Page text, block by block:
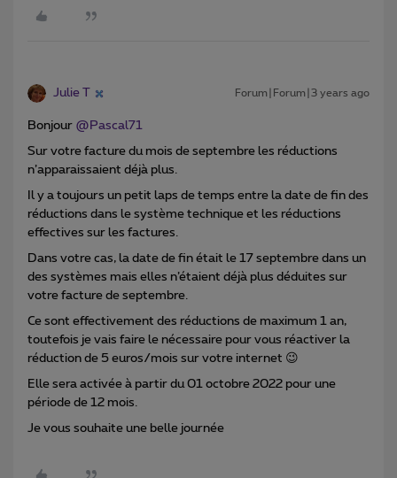
Julie T Forum|Forum|3 years ago
Bonjour @Pascal71
Sur votre facture du mois de septembre les réductions
n’apparaissaient déjà plus.
Il y a toujours un petit laps de temps entre la date de fin des
réductions dans le système technique et les réductions
effectives sur les factures.
Dans votre cas, la date de fin était le 17 septembre dans un
des systèmes mais elles n’étaient déjà plus déduites sur
votre facture de septembre.
Ce sont effectivement des réductions de maximum 1 an,
toutefois je vais faire le nécessaire pour vous réactiver la
réduction de 5 euros/mois sur votre internet 😉
Elle sera activée à partir du 01 octobre 2022 pour une
période de 12 mois.
Je vous souhaite une belle journée